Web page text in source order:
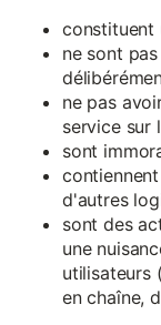
constituent
ne sont
ne pas
service sur
sont
d'autres
sont des
une
utilisateurs
en chaîne,